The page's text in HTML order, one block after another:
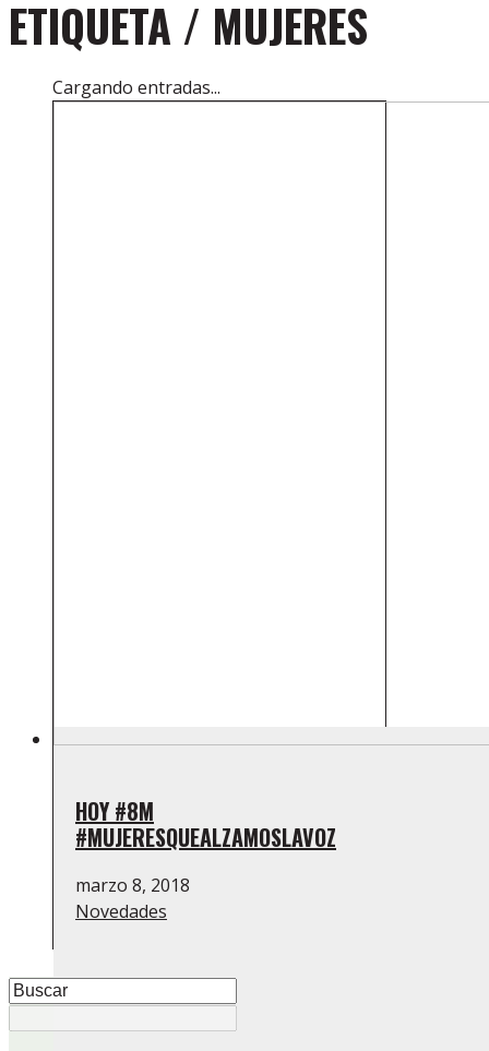
ETIQUETA / MUJERES
Cargando entradas...
HOY #8M
#MUJERESQUEALZAMOSLAVOZ
marzo 8, 2018
Novedades